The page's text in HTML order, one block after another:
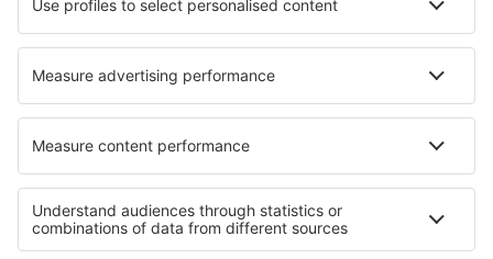
Despre eSky
Cariere
Termeni şi condiţii
Rezervările mele
Politica de Confidențialitate
Politică cookie
Asistenţă şi contact